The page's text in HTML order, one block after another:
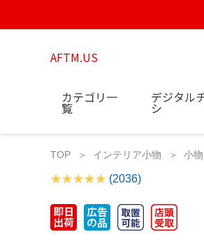
AFTM.US
カテゴリ一
覧
デジタル
シ
TOP インテリア小物 小
(2036)